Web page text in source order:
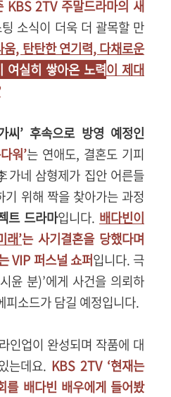
KBS 2TV 주말드라마의 새
소식이 더욱 더 괄목할 만
, 탄탄한 연기력, 다채로운
여실히 쌓아온 노력이 제대
’ 후속으로 방영 예정인
워’는 연애도, 결혼도 기피
가네 삼형제가 집안 어른들
위해 짝을 찾아가는 과정
트 드라마입니다. 배다빈이
래’는 사기결혼을 당했다며
VIP 퍼스널 쇼퍼입니다. 극
윤 분)’에게 사건을 의뢰하
피소드가 담길 예정입니다.
인업이 완성되며 작품에 대
는데요. KBS 2TV ‘현재는
를 배다빈 배우에게 들어봤